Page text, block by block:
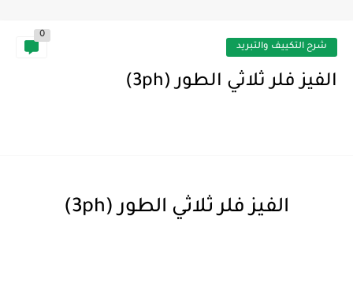
شرح التكييف والتبريد
0
الفيز فلر ثلاثي الطور (3ph)
الفيز فلر ثلاثي الطور (3ph)